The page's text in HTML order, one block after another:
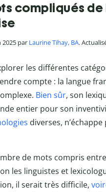
compliqués
2025 par Laurine Tihay, BA.
les différentes
compte : la langue
Bien sûr, son
entier pour son
diverses,
de mots compris
les linguistes et
il serait très difficile,